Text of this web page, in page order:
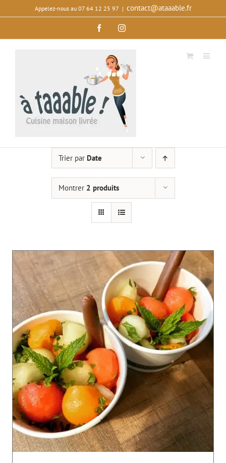
au
Appelez‑nous au 07 64 12 25 97 | contact@ataaable.fr
FacebookInstagram
Trier par Date
Montrer 2 produits